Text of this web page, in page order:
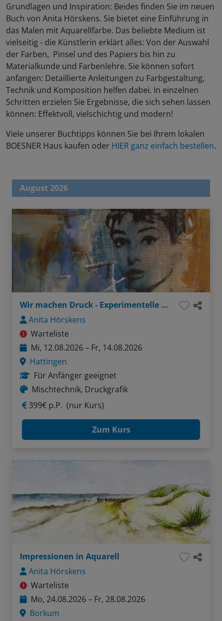
Grundlagen und Inspiration: Beides finden Sie im neuen
Buch von Anita Hörskens. Sie bietet eine Einführung in
das Malen mit Aquarellfarbe. Das beliebte Medium ist
vielseitig - die Künstlerin erklärt alles: Von der Auswahl
der Farben, Pinsel und des Papiers bis hin zu
Materialkunde und Farbenlehre. Sie können sofort
anfangen: Detaillierte Anleitungen zu Farbgestaltung,
Technik und Komposition helfen dabei. In einzelnen
Schritten erzielen Sie Ergebnisse, die sich sehen lassen
können: Effektvoll, vielschichtig und modern!
Viele unserer Buchtipps können Sie bei Ihrem lokalen
BOESNER Haus kaufen oder HIER ganz einfach bestellen.
August 2026
Wir machen Druck - Experimentelle Lithografie trifft Malerei
Anita Hörskens
Warteliste
Mi, 12.08.2026 – Fr, 14.08.2026
Hattingen
Für Anfänger geeignet
Mischtechnik, Druckgrafik
399€ p.P. (nur Kurs)
Zum Kurs
Impressionen in Aquarell
Anita Hörskens
Warteliste
Mo, 24.08.2026 – Fr, 28.08.2026
Borkum